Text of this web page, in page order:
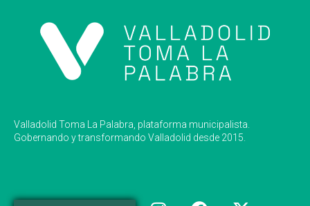
Valladolid Toma La Palabra, plataforma municipalista.
Gobernando y transformando Valladolid desde 2015.